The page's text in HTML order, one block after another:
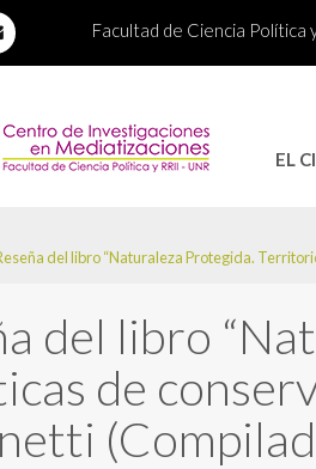
Facultad de Ciencia Política
EL
del libro “Naturaleza Protegida.
del libro
de